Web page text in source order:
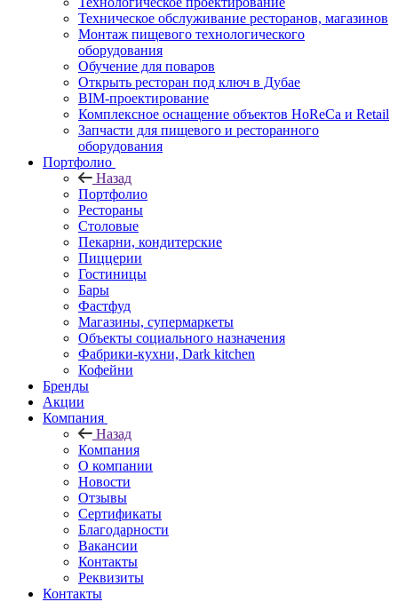
Техническое обслуживание ресторанов, магазинов
Монтаж пищевого технологического
оборудования
Обучение для поваров
Открыть ресторан под ключ в Дубае
BIM-проектирование
Комплексное оснащение объектов HoReCa и Retail
Запчасти для пищевого и ресторанного
оборудования
Портфолио
Назад
Портфолио
Рестораны
Столовые
Пекарни, кондитерские
Пиццерии
Гостиницы
Бары
Фастфуд
Магазины, супермаркеты
Объекты социального назначения
Фабрики-кухни, Dark kitchen
Кофейни
Бренды
Акции
Компания
Назад
Компания
О компании
Новости
Отзывы
Сертификаты
Благодарности
Вакансии
Контакты
Реквизиты
Контакты